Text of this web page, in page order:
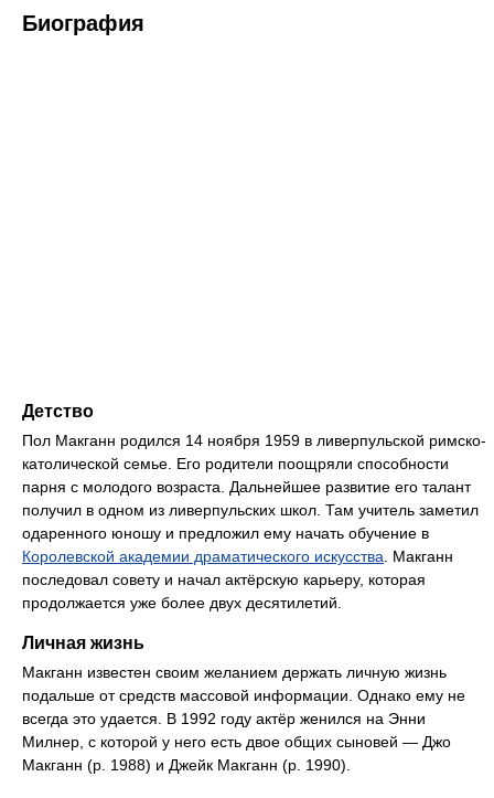
Биография
Детство
Пол Макганн родился 14 ноября 1959 в ливерпульской римско-
католической семье. Его родители поощряли способности
парня с молодого возраста. Дальнейшее развитие его талант
получил в одном из ливерпульских школ. Там учитель заметил
одаренного юношу и предложил ему начать обучение в
Королевской академии драматического искусства . Макганн
последовал совету и начал актёрскую карьеру, которая
продолжается уже более двух десятилетий.
Личная жизнь
Макганн известен своим желанием держать личную жизнь
подальше от средств массовой информации. Однако ему не
всегда это удается. В 1992 году актёр женился на Энни
Милнер, с которой у него есть двое общих сыновей — Джо
Макганн (р. 1988) и Джейк Макганн (р. 1990).